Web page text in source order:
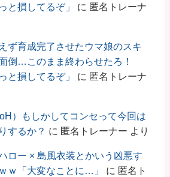
と損してるぞ」
に 匿名トレーナ
ず育成完了させたウマ娘のスキ
倒…このまま終わらせたろ！
と損してるぞ」
に 匿名トレーナ
）もしかしてコンセって今回は
するか？ に 匿名トレーナー より
ロー × 島風衣装とかいう凶悪す
ｗ「大変なことに…」
に 匿名ト